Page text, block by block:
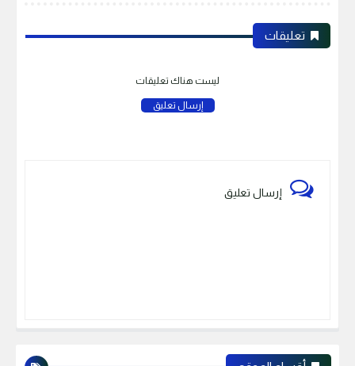
تعليقات
ليست هناك تعليقات
إرسال تعليق
إرسال تعليق